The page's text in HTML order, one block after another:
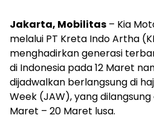
Jakarta, Mobilitas – Kia
melalui PT Kreta Indo Artha
menghadirkan generasi
di Indonesia pada 12 Maret
dijadwalkan berlangsung di
Week (JAW), yang
Maret – 20 Maret lusa.